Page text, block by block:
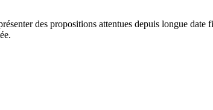
des propositions attentues depuis longue